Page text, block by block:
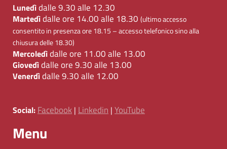
Lunedìdalle 9.30 alle 12.30
Martedìdalle ore 14.00 alle 18.30 (ultimo accesso
consentito in presenza ore 18.15 – accesso telefonico sino alla
chiusura delle 18.30)
Mercoledìdalle ore 11.00 alle 13.00
Giovedìdalle ore 9.30 alle 13.00
Venerdìdalle 9.30 alle 12.00
Social: Facebook | Linkedin | YouTube
Menu